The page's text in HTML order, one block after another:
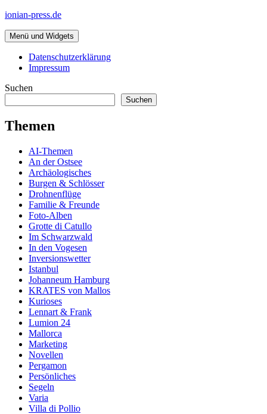
Zum
springen
ionian-press.de
Menü und Widgets
Datenschutzerklärung
Impressum
Suchen
Suchen
Themen
AI-Themen
An der Ostsee
Archäologisches
Burgen & Schlösser
Drohnenflüge
Familie & Freunde
Foto-Alben
Grotte di Catullo
Im Schwarzwald
In den Vogesen
Inversionswetter
Istanbul
Johanneum Hamburg
KRATES von Mallos
Kurioses
Lennart & Frank
Lumion 24
Mallorca
Marketing
Novellen
Pergamon
Persönliches
Segeln
Varia
Villa di Pollio